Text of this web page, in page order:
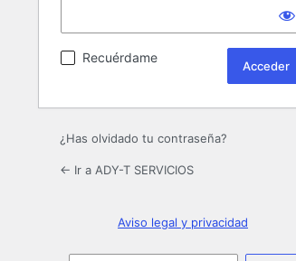
Recuérdame
¿Has olvidado tu contraseña?
← Ir a ADY-T SERVICIOS
Aviso legal y privacidad